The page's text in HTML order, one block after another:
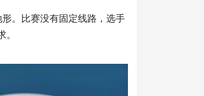
。比赛没有固定线路，选手